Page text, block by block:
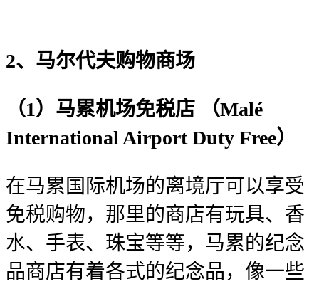
2、马尔代夫购物商场
（1）马累机场免税店 （Malé
International Airport Duty Free）
在马累国际机场的离境厅可以享受
免税购物，那里的商店有玩具、香
水、手表、珠宝等等，马累的纪念
品商店有着各式的纪念品，像一些